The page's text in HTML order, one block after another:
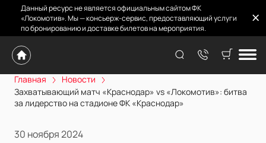
Данный ресурс не является официальным сайтом ФК
«Локомотив». Мы — консьерж-сервис, предоставляющий услуги
по бронированию и доставке билетов на мероприятия.
Главная
Новости
Захватывающий матч «Краснодар» vs «Локомотив»: битва
за лидерство на стадионе ФК «Краснодар»
30 ноября 2024